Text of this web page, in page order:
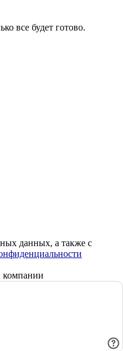
все будет готово.
данных, а также с
компании